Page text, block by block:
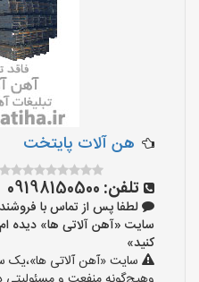
هن آلات پایتخت
تلفن: 09198150500
لطفا پس از تماس با
کنید»
سایت «آهن آلاتی ها»،یک